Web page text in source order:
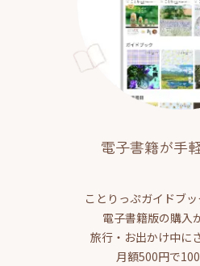
電子書籍が手
ことりっぷガイドブ
電子書籍版の購入
旅行・お出かけ中に
月額500円で